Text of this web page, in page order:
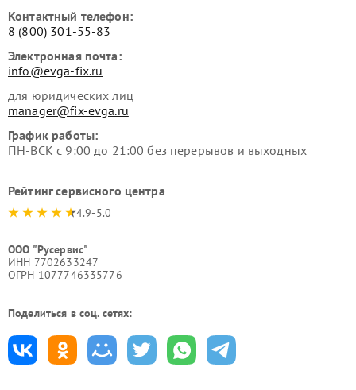
Контактный телефон:
8 (800) 301-55-83
Электронная почта:
info@evga-fix.ru
для юридических лиц
manager@fix-evga.ru
График работы:
ПН-ВСК с 9:00 до 21:00 без перерывов и выходных
Рейтинг сервисного центра
4.9-5.0
ООО "Русервис"
ИНН 7702633247
ОГРН 1077746335776
Поделиться в соц. сетях: